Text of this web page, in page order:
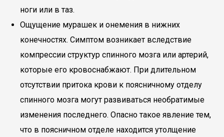
ноги или в таз.
Ощущение мурашек и онемения в нижних
конечностях. Симптом возникает вследствие
компрессии структур спинного мозга или артерий,
которые его кровоснабжают. При длительном
отсутствии притока крови к поясничному отделу
спинного мозга могут развиваться необратимые
изменения последнего. Опасно такое явление тем,
что в поясничном отделе находится утолщение